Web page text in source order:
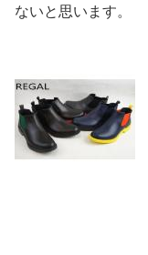
ないと思います。